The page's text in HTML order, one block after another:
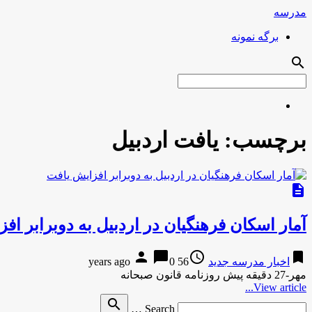
مدرسه
برگه نمونه
search
برچسب: یافت اردبیل
description
آمار اسکان فرهنگیان در اردبیل به دوبرابر
bookmark اخبار مدرسه جدید access_time
56 years ago
person chat_bubble0
مهر-27 دقیقه پیش روزنامه قانون صبحانه
View article...
Search …
search